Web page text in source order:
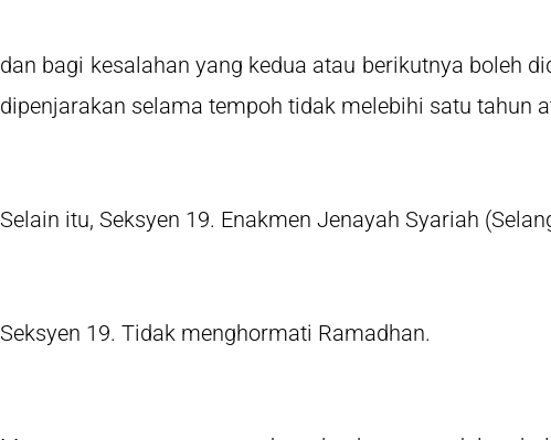
dan bagi kesalahan yang kedua atau berikutnya boleh
dipenjarakan selama tempoh tidak melebihi satu tahun
Selain itu, Seksyen 19. Enakmen Jenayah Syariah
Seksyen 19. Tidak menghormati Ramadhan.